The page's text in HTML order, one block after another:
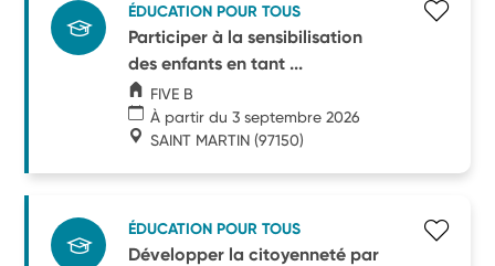
ÉDUCATION POUR TOUS
Participer à la sensibilisation
des enfants en tant ...
FIVE B
À partir du 3 septembre 2026
SAINT MARTIN (97150)
ÉDUCATION POUR TOUS
Développer la citoyenneté par